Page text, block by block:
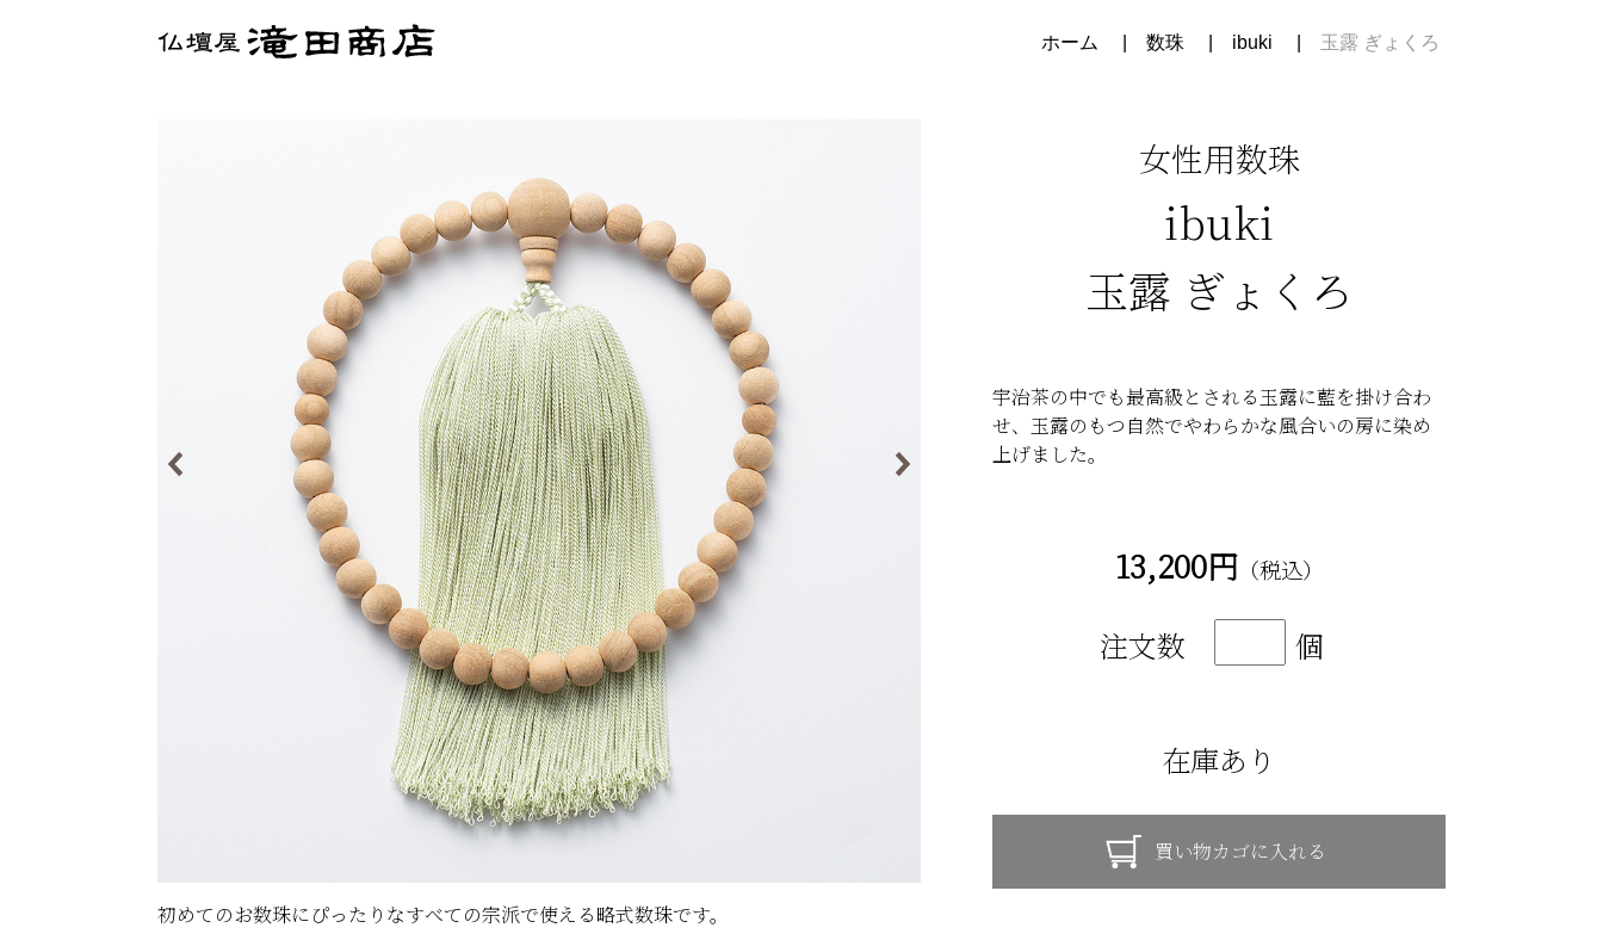
ホーム 数珠 ibuki 玉露 ぎょくろ
初めてのお数珠にぴったりなすべての宗派で使える略式数珠です。
女性用数珠
ibuki
玉露 ぎょくろ
宇治茶の中でも最高級とされる玉露に藍を掛け合わ
せ、玉露のもつ自然でやわらかな風合いの房に染め
上げました。
13,200円 （税込）
注文数 個
在庫あり